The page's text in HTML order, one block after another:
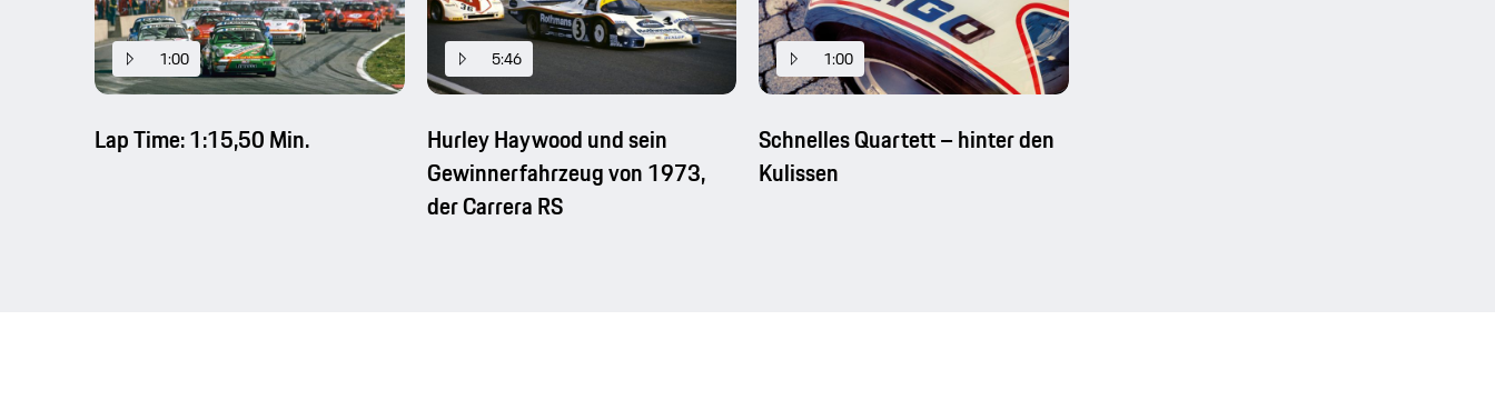
1:00
Lap Time: 1:15,50 Min.
5:46
Hurley Haywood und sein
Gewinnerfahrzeug von 1973,
der Carrera RS
1:00
Schnelles Quartett – hinter den
Kulissen